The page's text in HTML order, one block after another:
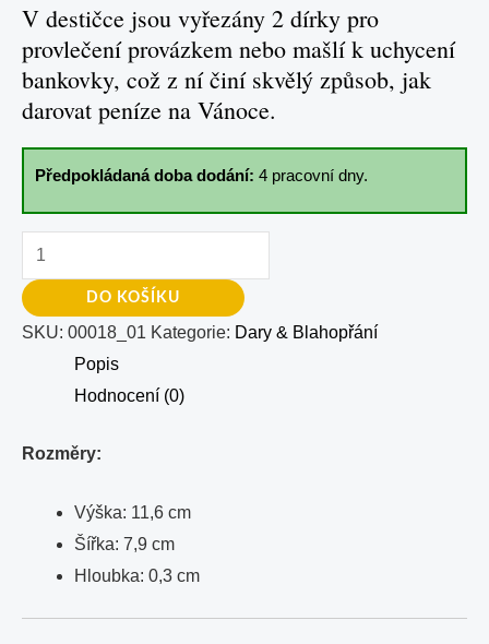
V destičce jsou vyřezány 2 dírky pro
provlečení provázkem nebo mašlí k uchycení
bankovky, což z ní činí skvělý způsob, jak
darovat peníze na Vánoce.
Předpokládaná doba dodání: 4 pracovní dny.
DO KOŠÍKU
SKU: 00018_01 Kategorie: Dary & Blahopřání
Popis
Hodnocení (0)
Rozměry:
Výška: 11,6 cm
Šířka: 7,9 cm
Hloubka: 0,3 cm